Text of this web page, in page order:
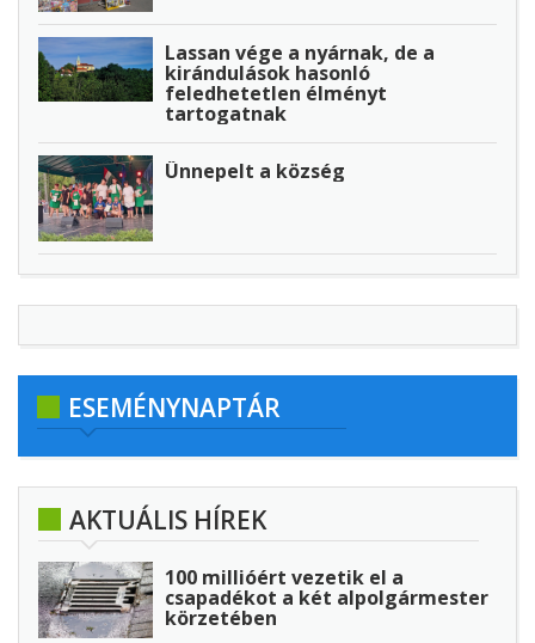
Lassan vége a nyárnak, de a
kirándulások hasonló
feledhetetlen élményt
tartogatnak
Ünnepelt a község
ESEMÉNYNAPTÁR
AKTUÁLIS HÍREK
100 millióért vezetik el a
csapadékot a két alpolgármester
körzetében